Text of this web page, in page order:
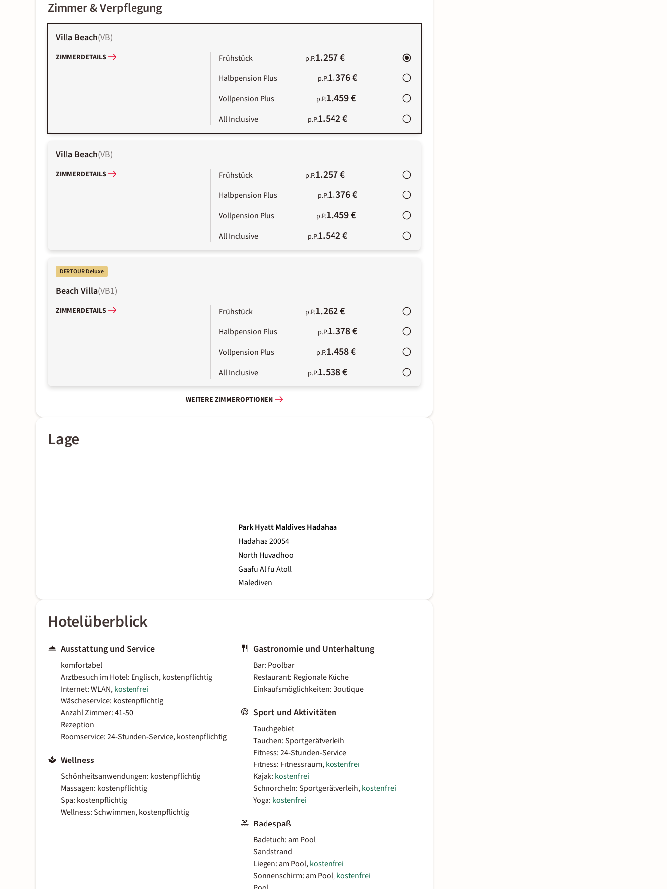
Zimmer & Verpflegung
Villa Beach(VB)
ZIMMERDETAILS Frühstück p.P.1.257 €
Halbpension Plus p.P.1.376 €
Vollpension Plus p.P.1.459 €
All Inclusive p.P.1.542 €
Villa Beach(VB)
ZIMMERDETAILS Frühstück p.P.1.257 €
Halbpension Plus p.P.1.376 €
Vollpension Plus p.P.1.459 €
All Inclusive p.P.1.542 €
DERTOUR Deluxe
Beach Villa(VB1)
ZIMMERDETAILS Frühstück p.P.1.262 €
Halbpension Plus p.P.1.378 €
Vollpension Plus p.P.1.458 €
All Inclusive p.P.1.538 €
WEITERE ZIMMEROPTIONEN
Lage
Park Hyatt Maldives Hadahaa
Hadahaa 20054
North Huvadhoo
Gaafu Alifu Atoll
Malediven
Hotelüberblick
Ausstattung und Service
komfortabel
Arztbesuch im Hotel: Englisch, kostenpflichtig
Internet: WLAN,kostenfrei
Wäscheservice: kostenpflichtig
Anzahl Zimmer: 41-50
Rezeption
Roomservice: 24-Stunden-Service, kostenpflichtig
Wellness
Schönheitsanwendungen: kostenpflichtig
Massagen: kostenpflichtig
Spa: kostenpflichtig
Wellness: Schwimmen, kostenpflichtig
Gastronomie und Unterhaltung
Bar: Poolbar
Restaurant: Regionale Küche
Einkaufsmöglichkeiten: Boutique
Sport und Aktivitäten
Tauchgebiet
Tauchen: Sportgerätverleih
Fitness: 24-Stunden-Service
Fitness: Fitnessraum,kostenfrei
Kajak: kostenfrei
Schnorcheln: Sportgerätverleih,kostenfrei
Yoga: kostenfrei
Badespaß
Badetuch: am Pool
Sandstrand
Liegen: am Pool,kostenfrei
Sonnenschirm: am Pool,kostenfrei